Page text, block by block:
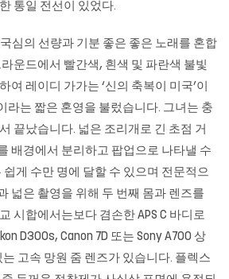
통일 전선이 있었다.
심의 선량과 기분 좋은 좋은 노래를 혼합
운드에서 빨간색, 흰색 및 파란색 불빛
여 레이디 가가는 ‘신의 축복이 미국’이
라는 짧은 혼영을 불렀습니다. 그녀는 충
끝났습니다. 넓은 조리개로 긴 초점 거
배경에서 분리하고 팝업으로 나타낼 수
쉽게 수만 명에 달할 수 있으며 전문적으
넓은 촬영을 위해 두 번째 몸과 렌즈를
시합에서는보다 겸손한 APS C 바디로
D300s, Canon 7D 또는 Sony A700 상
고속 망원 줌 렌즈가 있습니다. 플렉스